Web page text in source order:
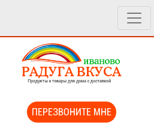
ПЕРЕЗВОНИТЕ МНЕ